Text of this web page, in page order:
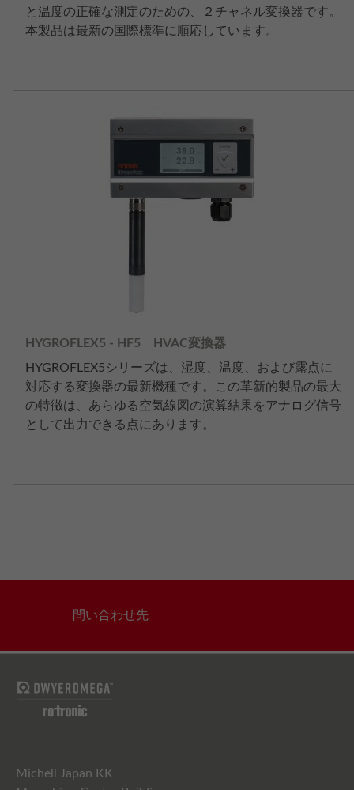
と温度の正確な測定のための、２チャネル変換器です。
本製品は最新の国際標準に順応しています。
HYGROFLEX5 - HF5 HVAC変換器
HYGROFLEX5シリーズは、湿度、温度、および露点に
対応する変換器の最新機種です。この革新的製品の最大
の特徴は、あらゆる空気線図の演算結果をアナログ信号
として出力できる点にあります。
問い合わせ先
Michell Japan KK